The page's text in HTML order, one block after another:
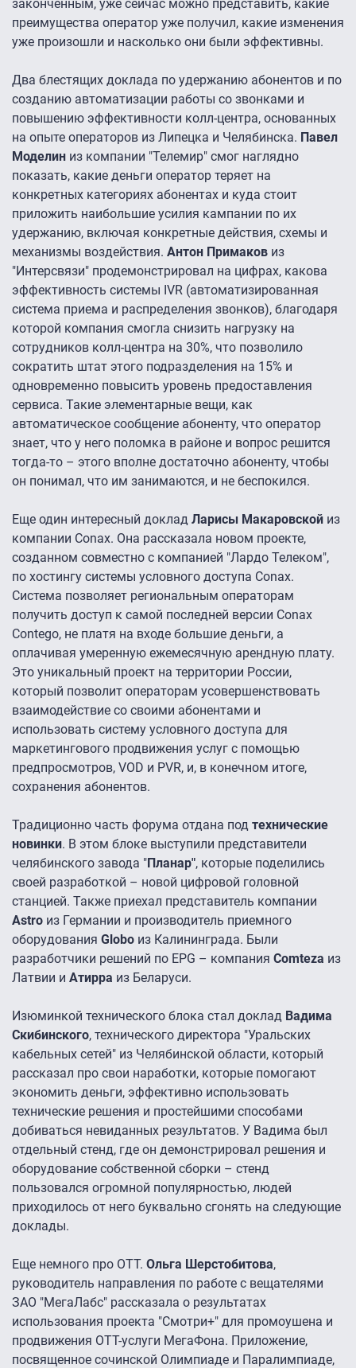
законченным, уже сейчас можно представить, какие
преимущества оператор уже получил, какие изменения
уже произошли и насколько они были эффективны.
Два блестящих доклада по удержанию абонентов и по
созданию автоматизации работы со звонками и
повышению эффективности колл-центра, основанных
на опыте операторов из Липецка и Челябинска. Павел
Моделин из компании "Телемир" смог наглядно
показать, какие деньги оператор теряет на
конкретных категориях абонентах и куда стоит
приложить наибольшие усилия кампании по их
удержанию, включая конкретные действия, схемы и
механизмы воздействия. Антон Примаков из
"Интерсвязи" продемонстрировал на цифрах, какова
эффективность системы IVR (автоматизированная
система приема и распределения звонков), благодаря
которой компания смогла снизить нагрузку на
сотрудников колл-центра на 30%, что позволило
сократить штат этого подразделения на 15% и
одновременно повысить уровень предоставления
сервиса. Такие элементарные вещи, как
автоматическое сообщение абоненту, что оператор
знает, что у него поломка в районе и вопрос решится
тогда-то – этого вполне достаточно абоненту, чтобы
он понимал, что им занимаются, и не беспокился.
Еще один интересный доклад Ларисы Макаровской из
компании Conax. Она рассказала новом проекте,
созданном совместно с компанией "Лардо Телеком",
по хостингу системы условного доступа Conax.
Система позволяет региональным операторам
получить доступ к самой последней версии Conax
Contego, не платя на входе большие деньги, а
оплачивая умеренную ежемесячную арендную плату.
Это уникальный проект на территории России,
который позволит операторам усовершенствовать
взаимодействие со своими абонентами и
использовать систему условного доступа для
маркетингового продвижения услуг с помощью
предпросмотров, VOD и PVR, и, в конечном итоге,
сохранения абонентов.
Традиционно часть форума отдана под технические
новинки. В этом блоке выступили представители
челябинского завода "Планар", которые поделились
своей разработкой – новой цифровой головной
станцией. Также приехал представитель компании
Astro из Германии и производитель приемного
оборудования Globo из Калининграда. Были
разработчики решений по EPG – компания Comteza из
Латвии и Атирра из Беларуси.
Изюминкой технического блока стал доклад Вадима
Скибинского, технического директора "Уральских
кабельных сетей" из Челябинской области, который
рассказал про свои наработки, которые помогают
экономить деньги, эффективно использовать
технические решения и простейшими способами
добиваться невиданных результатов. У Вадима был
отдельный стенд, где он демонстрировал решения и
оборудование собственной сборки – стенд
пользовался огромной популярностью, людей
приходилось от него буквально сгонять на следующие
доклады.
Еще немного про ОТТ. Ольга Шерстобитова,
руководитель направления по работе с вещателями
ЗАО "МегаЛабс" рассказала о результатах
использования проекта "Смотри+" для промоушена и
продвижения ОТТ-услуги МегаФона. Приложение,
посвященное сочинской Олимпиаде и Паралимпиаде,